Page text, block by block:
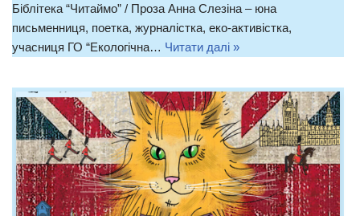
Біблітека “Читаймо” / Проза Анна Слезіна – юна
письменниця, поетка, журналістка, еко-активістка,
учасниця ГО “Екологічна… Читати далі »